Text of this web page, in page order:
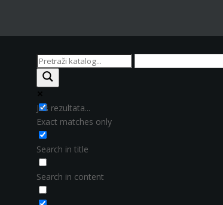
Još rezultata...
Exact matches only
Search in title
Search in content